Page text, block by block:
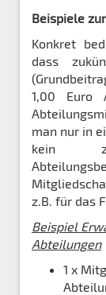
Beispiele
Konkret
dass
1,00 Euro
man nur in
kein
z.B. für das
Beispiel
Abteilungen
1 x